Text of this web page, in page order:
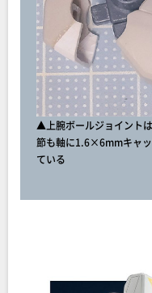
▲上腕ボールジョイント
節も軸に1.6×6mmキャ
ている